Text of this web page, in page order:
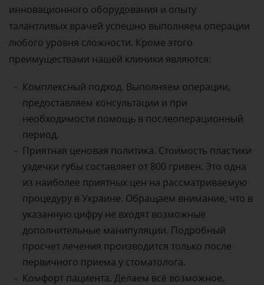
инновационного оборудования и опыту
талантливых врачей успешно выполняем операции
любого уровня сложности. Кроме этого
преимуществами нашей клиники являются:
Комплексный подход. Выполняем операции,
предоставляем консультации и при
необходимости помощь в послеоперационный
период.
Приятная ценовая политика. Стоимость пластики
уздечки губы составляет от 800 гривен. Это одна
из наиболее приятных цен на рассматриваемую
процедуру в Украине. Обращаем внимание, что в
указанную цифру не входят возможные
дополнительные манипуляции. Подробный
просчет лечения производится только после
первичного приема у стоматолога.
Комфорт пациента. Делаем всё возможное,